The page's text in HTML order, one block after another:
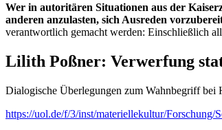
Wer in autoritären Situationen aus der
anderen anzulasten, sich Ausreden
verantwortlich gemacht werden: Einschließlich
Lilith Poßner: Verwerfung
Dialogische Überlegungen zum Wahnbegriff
https://uol.de/f/3/inst/materiellekultur/